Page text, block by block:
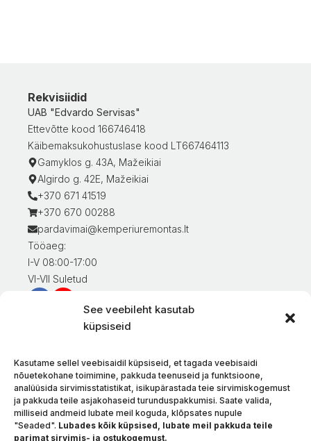
See veebileht kasutab
küpsiseid
Kasutame sellel veebisaidil küpsiseid, et tagada veebisaidi
nõuetekohane toimimine, pakkuda teenuseid ja funktsioone,
analüüsida sirvimisstatistikat, isikupärastada teie sirvimiskogemust
ja pakkuda teile asjakohaseid turunduspakkumisi. Saate valida,
milliseid andmeid lubate meil koguda, klõpsates nupule
"Seaded". Lubades kõik küpsised, lubate meil pakkuda teile
parimat sirvimis- ja ostukogemust.
Rekvisiidid
UAB "Edvardo Servisas"
Ettevõtte kood 166746418
Käibemaksukohustuslase kood LT667464113
Gamyklos g. 43A, Mažeikiai
Algirdo g. 42E, Mažeikiai
+370 671 41519
+370 670 00288
pardavimai@kemperiuremontas.lt
Tööaeg:
I-V 08:00-17:00
VI-VII Suletud
Teave klientidele
Kaupade tarnimine
Kaupade tagastamine
Tingimused ja eeskirjad
Privaatsuspoliitika